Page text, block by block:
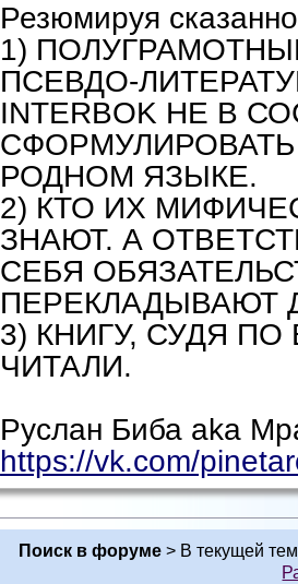
Резюмируя
1)
ПСЕВДО-
INTERBOK НЕ В
РОДНОМ ЯЗЫКЕ.
2) КТО ИХ
ЗНАЮТ. А
СЕБЯ
ПЕРЕКЛАДЫВАЮТ
3) КНИГУ, СУДЯ
ЧИТАЛИ.
Руслан Биба aka
https://vk.com/
Поиск в форуме > В текущей